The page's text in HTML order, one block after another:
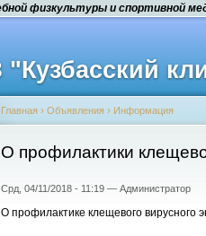
физкультуры и спортивной
"Кузбасский
Главная › Объявления › Информация
О профилактики
Срд, 04/11/2018 - 11:19 — Администратор
О профилактике клещевого вирусного